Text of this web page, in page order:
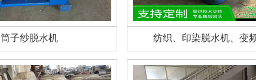
筒子纱脱水机 纺织、印染脱水机、变